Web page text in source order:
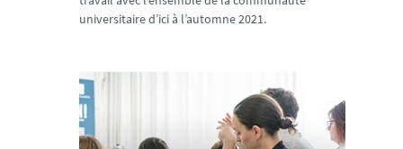
universitaire d’ici à l’automne 2021.